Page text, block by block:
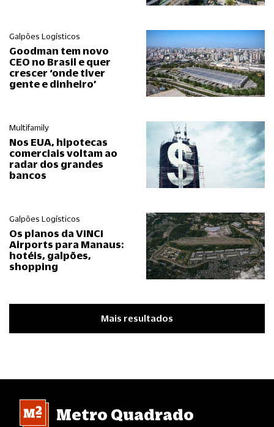
Galpões Logísticos
Goodman tem novo
CEO no Brasil e quer
crescer ‘onde tiver
gente e dinheiro’
Multifamily
Nos EUA, hipotecas
comerciais voltam ao
radar dos grandes
bancos
Galpões Logísticos
Os planos da VINCI
Airports para Manaus:
hotéis, galpões,
shopping
Mais resultados
Metro Quadrado